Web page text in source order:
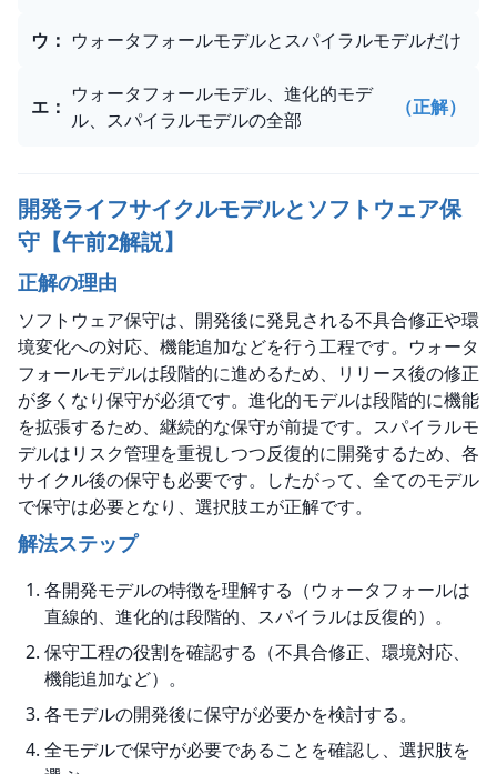
ウ ： ウォータフォールモデルとスパイラルモデルだけ
エ ：
ウォータフォールモデル、進化的モデ
ル、スパイラルモデルの全部
（正解）
開発ライフサイクルモデルとソフトウェア保
守【午前2解説】
正解の理由
ソフトウェア保守は、開発後に発見される不具合修正や環
境変化への対応、機能追加などを行う工程です。ウォータ
フォールモデルは段階的に進めるため、リリース後の修正
が多くなり保守が必須です。進化的モデルは段階的に機能
を拡張するため、継続的な保守が前提です。スパイラルモ
デルはリスク管理を重視しつつ反復的に開発するため、各
サイクル後の保守も必要です。したがって、全てのモデル
で保守は必要となり、選択肢エが正解です。
解法ステップ
各開発モデルの特徴を理解する（ウォータフォールは
直線的、進化的は段階的、スパイラルは反復的）。
保守工程の役割を確認する（不具合修正、環境対応、
機能追加など）。
各モデルの開発後に保守が必要かを検討する。
全モデルで保守が必要であることを確認し、選択肢を